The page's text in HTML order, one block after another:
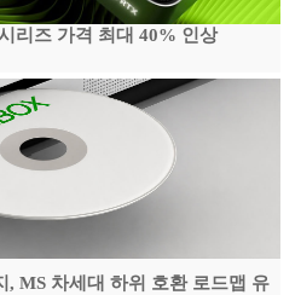
리즈 가격 최대 40% 인상
, MS 차세대 하위 호환 로드맵 유